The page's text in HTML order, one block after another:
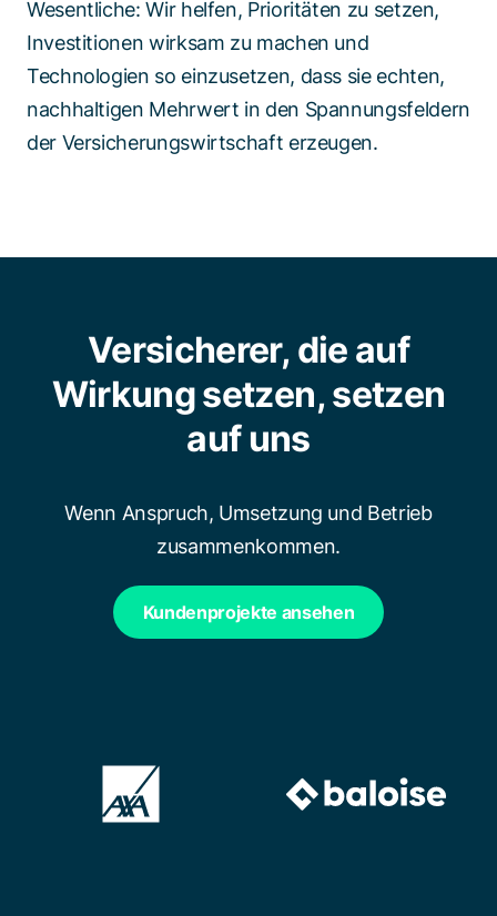
Wesentliche: Wir helfen, Prioritäten zu setzen,
Investitionen wirksam zu machen und
Technologien so einzusetzen, dass sie echten,
nachhaltigen Mehrwert in den Spannungsfeldern
der Versicherungswirtschaft erzeugen.
Versicherer, die auf
Wirkung setzen, setzen
auf uns
Wenn Anspruch, Umsetzung und Betrieb
zusammenkommen.
Kundenprojekte ansehen